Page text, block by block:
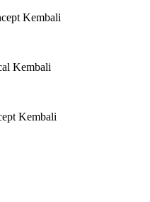
Kembali
Kembali
Kembali